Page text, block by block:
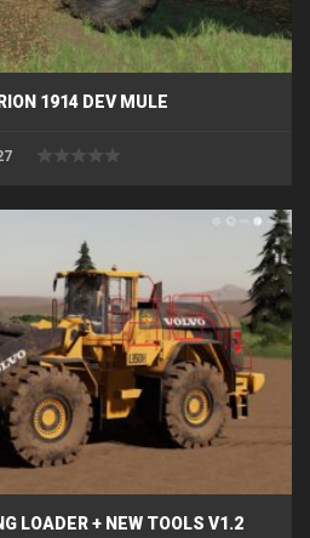
1914 DEV MULE
LOADER + NEW TOOLS V1.2